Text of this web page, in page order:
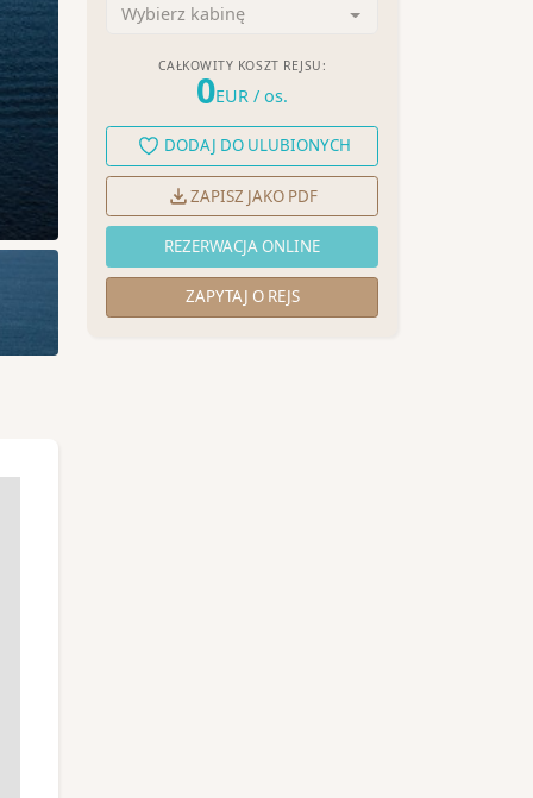
Wybierz kabinę
CAŁKOWITY KOSZT REJSU:
0EUR / os.
DODAJ DO ULUBIONYCH
ZAPISZ JAKO PDF
REZERWACJA ONLINE
ZAPYTAJ O REJS